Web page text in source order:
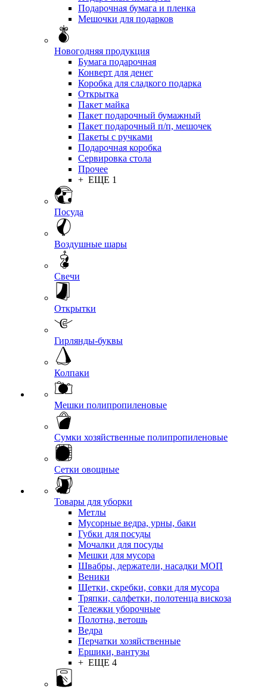
Подарочная бумага и пленка
Мешочки для подарков
Новогодняя продукция
Бумага подарочная
Конверт для денег
Коробка для сладкого подарка
Открытка
Пакет майка
Пакет подарочный бумажный
Пакет подарочный п/п, мешочек
Пакеты с ручками
Подарочная коробка
Сервировка стола
Прочее
+ ЕЩЕ 1
Посуда
Воздушные шары
Свечи
Открытки
Гирлянды-буквы
Колпаки
Мешки полипропиленовые
Сумки хозяйственные полипропиленовые
Сетки овощные
Товары для уборки
Метлы
Мусорные ведра, урны, баки
Губки для посуды
Мочалки для посуды
Мешки для мусора
Швабры, держатели, насадки МОП
Веники
Щетки, скребки, совки для мусора
Тряпки, салфетки, полотенца вискоза
Тележки уборочные
Полотна, ветошь
Ведра
Перчатки хозяйственные
Ершики, вантузы
+ ЕЩЕ 4